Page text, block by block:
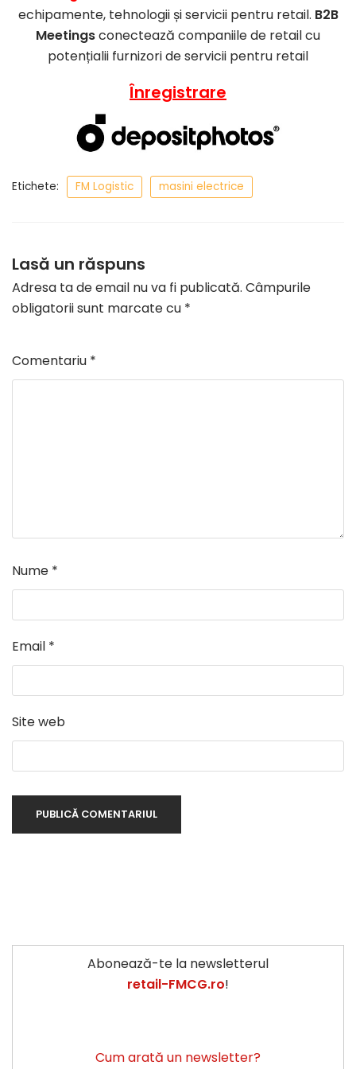
echipamente, tehnologii și servicii pentru retail. B2B
Meetingsconectează companiile de retail cu
potențialii furnizori de servicii pentru retail
Înregistrare
Etichete: FM Logistic masini electrice
Lasă un răspuns
Adresa ta de email nu va fi publicată. Câmpurile
obligatorii sunt marcate cu *
Comentariu *
Nume *
Email *
Site web
Abonează-te la newsletterul
retail-FMCG.ro!
Cum arată un newsletter?